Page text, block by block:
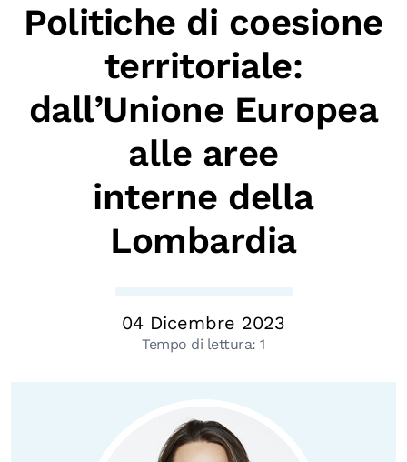
Archivio
Archivi del presente
Biblioteca
Mostre digitali
Osservatori di ricerca
Progetti Nazionali
Storie di Resistenza, ottant’anni dopo
Politiche di coesione
territoriale:
dall’Unione Europea
alle aree
interne della
Lombardia
04 Dicembre 2023
Tempo di lettura:1